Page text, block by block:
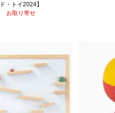
ド・トイ2024】
お取り寄せ